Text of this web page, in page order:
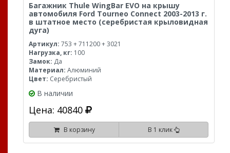
Багажник Thule WingBar EVO на крышу
автомобиля Ford Tourneo Connect 2003-2013 г.
в штатное место (серебристая крыловидная
дуга)
Артикул: 753 + 711200 + 3021
Нагрузка, кг: 100
Замок: Да
Материал: Алюминий
Цвет: Серебристый
В наличии
Цена: 40840
В корзину В 1 клик